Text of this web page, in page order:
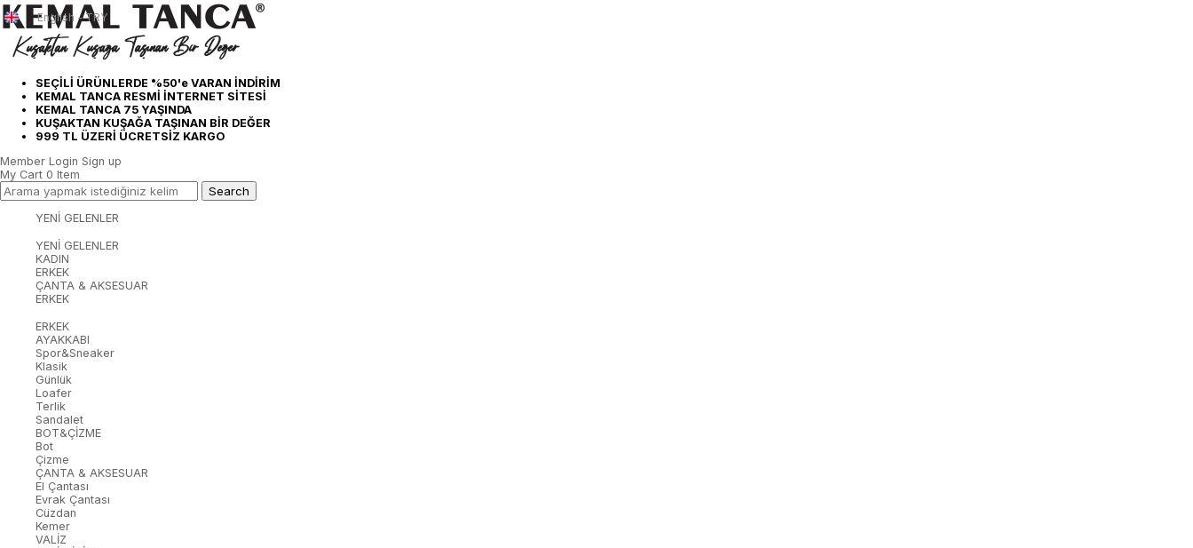
SEÇİLİ ÜRÜNLERDE %50'e VARAN İNDİRİM
KEMAL TANCA RESMİ İNTERNET SİTESİ
KEMAL TANCA 75 YAŞINDA
KUŞAKTAN KUŞAĞA TAŞINAN BİR DEĞER
999 TL ÜZERİ ÜCRETSİZ KARGO
English - TRY
Member Login Sign up
My Cart 0 Item
YENİ GELENLER
YENİ GELENLER
KADIN
ERKEK
ÇANTA & AKSESUAR
ERKEK
ERKEK
AYAKKABI
Spor&Sneaker
Klasik
Günlük
Loafer
Terlik
Sandalet
BOT&ÇİZME
Bot
Çizme
ÇANTA & AKSESUAR
El Çantası
Evrak Çantası
Cüzdan
Kemer
VALİZ